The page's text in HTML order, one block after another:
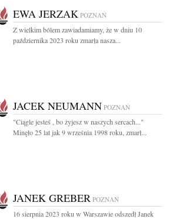
EWA JERZAK POZNAŃ
Z wielkim bólem zawiadamiamy, że w dniu 10
października 2023 roku zmarła nasza...
JACEK NEUMANN POZNAŃ
"Ciągle jesteś , bo żyjesz w naszych sercach..."
Minęło 25 lat jak 9 września 1998 roku, zmarł...
JANEK GREBER POZNAŃ
16 sierpnia 2023 roku w Warszawie odszedł Janek